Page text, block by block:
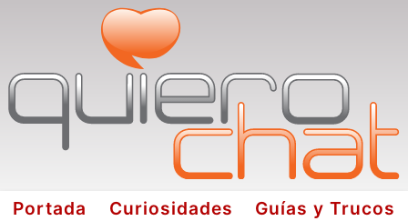
Portada Curiosidades
Guías y Trucos